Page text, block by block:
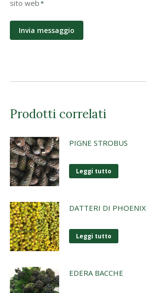
sito web*
Prodotti correlati
PIGNE STROBUS
Leggi tutto
DATTERI DI PHOENIX
Leggi tutto
EDERA BACCHE